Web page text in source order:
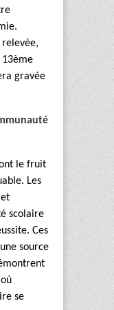
gravée
le fruit
Les
scolaire
Ces
source
se